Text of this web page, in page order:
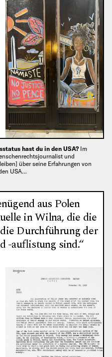
hast du in den USA? Im
und
über seine Erfahrungen von
USA…
aus Polen
in Wilna, die die
Durchführung der
-auflistung sind.“